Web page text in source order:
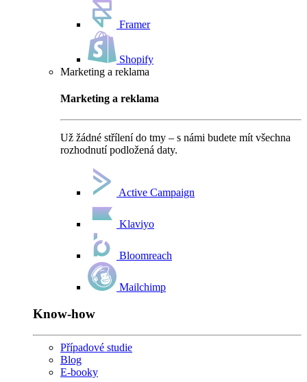
Framer
Shopify
Marketing a reklama
Marketing a reklama
Už žádné střílení do tmy – s námi budete mít všechna
rozhodnutí podložená daty.
Active Campaign
Klaviyo
Bloomreach
Mailchimp
Know-how
Případové studie
Blog
E-booky